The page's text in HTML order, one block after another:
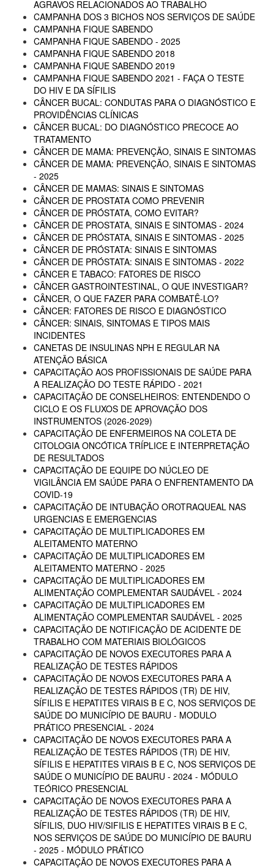
AGRAVOS RELACIONADOS AO TRABALHO
CAMPANHA DOS 3 BICHOS NOS SERVIÇOS DE SAÚDE
CAMPANHA FIQUE SABENDO
CAMPANHA FIQUE SABENDO - 2025
CAMPANHA FIQUE SABENDO 2018
CAMPANHA FIQUE SABENDO 2019
CAMPANHA FIQUE SABENDO 2021 - FAÇA O TESTE
DO HIV E DA SÍFILIS
CÂNCER BUCAL: CONDUTAS PARA O DIAGNÓSTICO E
PROVIDÊNCIAS CLÍNICAS
CÂNCER BUCAL: DO DIAGNÓSTICO PRECOCE AO
TRATAMENTO
CÂNCER DE MAMA: PREVENÇÃO, SINAIS E SINTOMAS
CÂNCER DE MAMA: PREVENÇÃO, SINAIS E SINTOMAS
- 2025
CÂNCER DE MAMAS: SINAIS E SINTOMAS
CÂNCER DE PROSTATA COMO PREVENIR
CÂNCER DE PRÓSTATA, COMO EVITAR?
CÂNCER DE PROSTATA, SINAIS E SINTOMAS - 2024
CÂNCER DE PRÓSTATA, SINAIS E SINTOMAS - 2025
CÂNCER DE PRÓSTATA: SINAIS E SINTOMAS
CÂNCER DE PRÓSTATA: SINAIS E SINTOMAS - 2022
CÂNCER E TABACO: FATORES DE RISCO
CÂNCER GASTROINTESTINAL, O QUE INVESTIGAR?
CÂNCER, O QUE FAZER PARA COMBATÊ-LO?
CÂNCER: FATORES DE RISCO E DIAGNÓSTICO
CÂNCER: SINAIS, SINTOMAS E TIPOS MAIS
INCIDENTES
CANETAS DE INSULINAS NPH E REGULAR NA
ATENÇÃO BÁSICA
CAPACITAÇÃO AOS PROFISSIONAIS DE SAÚDE PARA
A REALIZAÇÃO DO TESTE RÁPIDO - 2021
CAPACITAÇÃO DE CONSELHEIROS: ENTENDENDO O
CICLO E OS FLUXOS DE APROVAÇÃO DOS
INSTRUMENTOS (2026-2029)
CAPACITAÇÃO DE ENFERMEIROS NA COLETA DE
CITOLOGIA ONCÓTICA TRÍPLICE E INTERPRETAÇÃO
DE RESULTADOS
CAPACITAÇÃO DE EQUIPE DO NÚCLEO DE
VIGILÂNCIA EM SAÚDE PARA O ENFRENTAMENTO DA
COVID-19
CAPACITAÇÃO DE INTUBAÇÃO OROTRAQUEAL NAS
URGENCIAS E EMERGENCIAS
CAPACITAÇÃO DE MULTIPLICADORES EM
ALEITAMENTO MATERNO
CAPACITAÇÃO DE MULTIPLICADORES EM
ALEITAMENTO MATERNO - 2025
CAPACITAÇÃO DE MULTIPLICADORES EM
ALIMENTAÇÃO COMPLEMENTAR SAUDÁVEL - 2024
CAPACITAÇÃO DE MULTIPLICADORES EM
ALIMENTAÇÃO COMPLEMENTAR SAUDÁVEL - 2025
CAPACITAÇÃO DE NOTIFICAÇÃO DE ACIDENTE DE
TRABALHO COM MATERIAIS BIOLÓGICOS
CAPACITAÇÃO DE NOVOS EXECUTORES PARA A
REALIZAÇÃO DE TESTES RÁPIDOS
CAPACITAÇÃO DE NOVOS EXECUTORES PARA A
REALIZAÇÃO DE TESTES RÁPIDOS (TR) DE HIV,
SÍFILIS E HEPATITES VIRAIS B E C, NOS SERVIÇOS DE
SAÚDE DO MUNICÍPIO DE BAURU - MODULO
PRÁTICO PRESENCIAL - 2024
CAPACITAÇÃO DE NOVOS EXECUTORES PARA A
REALIZAÇÃO DE TESTES RÁPIDOS (TR) DE HIV,
SÍFILIS E HEPATITES VIRAIS B E C, NOS SERVIÇOS DE
SAÚDE O MUNICÍPIO DE BAURU - 2024 - MÓDULO
TEÓRICO PRESENCIAL
CAPACITAÇÃO DE NOVOS EXECUTORES PARA A
REALIZAÇÃO DE TESTES RÁPIDOS (TR) DE HIV,
SÍFILIS, DUO HIV/SIFILIS E HEPATITES VIRAIS B E C,
NOS SERVIÇOS DE SAÚDE DO MUNICÍPIO DE BAURU
- 2025 - MÓDULO PRÁTICO
CAPACITAÇÃO DE NOVOS EXECUTORES PARA A